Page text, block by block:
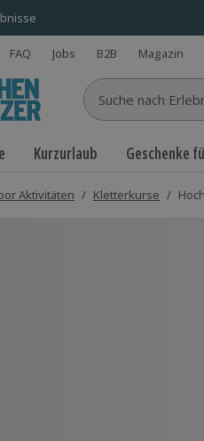
FAQ Jobs B2B Magazin
Suche nach
Kurzurlaub Geschenke
Aktivitäten / Kletterkurse /